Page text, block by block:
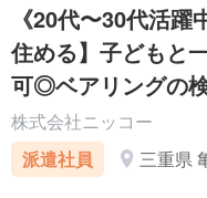
派遣社員 三重県
《20代〜30代活
住める】子どもと
可◎ベアリングの
株式会社ニッコー